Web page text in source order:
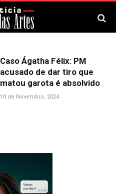
Caso Ágatha Félix: PM
acusado de dar tiro que
matou garota é absolvido
10 de Novembro, 2024